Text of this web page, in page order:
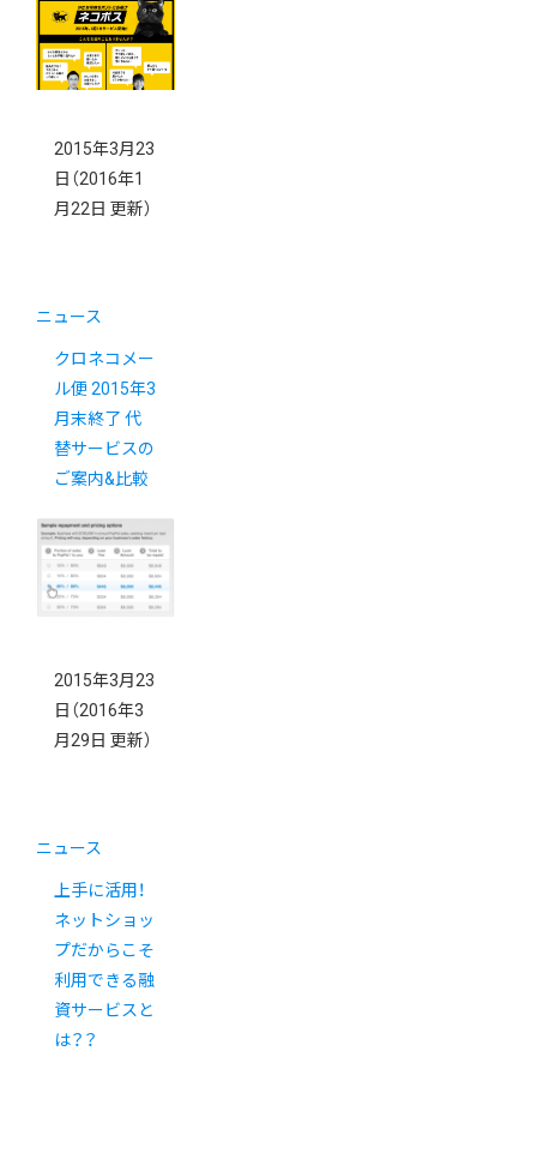
2015年3月23
日 （2016年1
月22日 更新）
ニュース
クロネコメー
ル便 2015年3
月末終了 代
替サービスの
ご案内&比較
2015年3月23
日 （2016年3
月29日 更新）
ニュース
上手に活用！
ネットショッ
プだからこそ
利用できる融
資サービスと
は？？